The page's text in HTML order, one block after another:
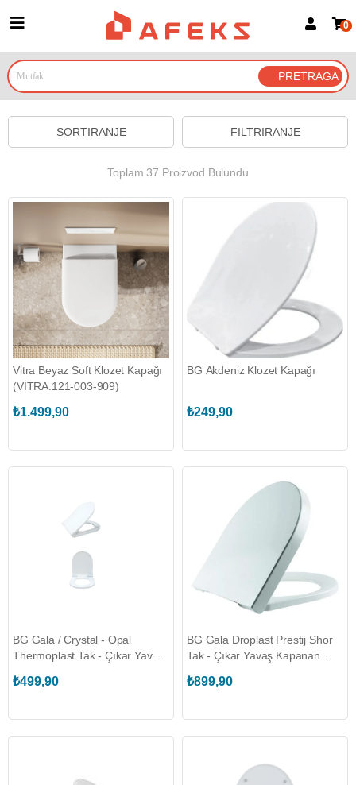
Prijava za članove
Prijavite se Google nalogom
0
FILTRIRANJE
SORTIRANJE
Toplam 37 Proizvod Bulundu
Vitra Beyaz Soft Klozet Kapağı
(VİTRA.121-003-909)
₺1.499,90
BG Akdeniz Klozet Kapağı
₺249,90
BG Gala / Crystal - Opal
Thermoplast Tak - Çıkar Yavaş
₺499,90
BG Gala Droplast Prestij Shor
Tak - Çıkar Yavaş Kapanan
₺899,90